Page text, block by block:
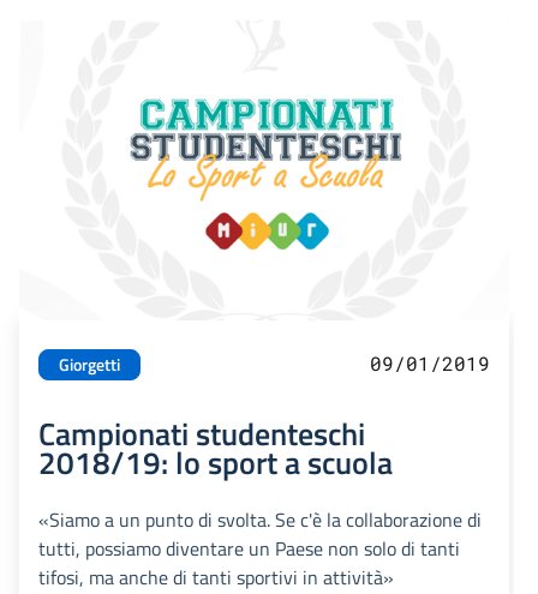
Giorgetti 09/01/2019
Campionati studenteschi
2018/19: lo sport a scuola
«Siamo a un punto di svolta. Se c'è la collaborazione di
tutti, possiamo diventare un Paese non solo di tanti
tifosi, ma anche di tanti sportivi in attività»